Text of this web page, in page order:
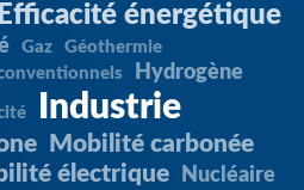
Efficacité énergétique
Gaz
Géothermie
Hydrogène
Industrie
Mobilité carbonée
électrique Nucléaire